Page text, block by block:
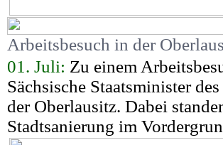
Arbeitsbesuch in der
01. Juli: Zu einem
Sächsische Staatsminister
der Oberlausitz. Dabei
Stadtsanierung im